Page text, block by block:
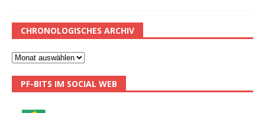
CHRONOLOGISCHES ARCHIV
PF-BITS IM SOCIAL WEB